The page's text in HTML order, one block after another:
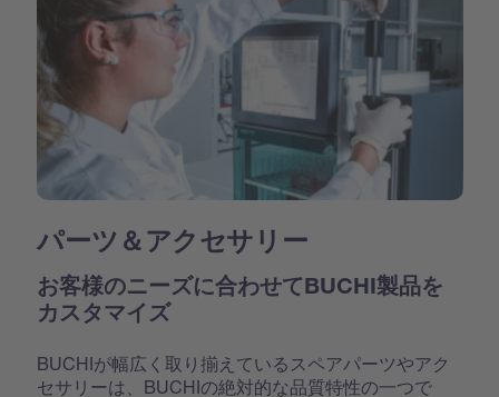
パーツ＆アクセサリー
お客様のニーズに合わせてBUCHI製品を
カスタマイズ
BUCHIが幅広く取り揃えているスペアパーツやアク
セサリーは、BUCHIの絶対的な品質特性の一つで